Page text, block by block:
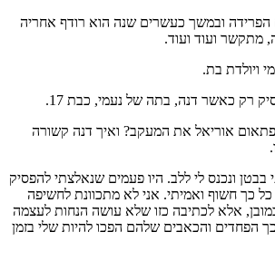
הפרידה ובמשך כעשרים שנה הוא רודף אחריה
מתקשר ועוד ועוד.
ויולדת בת.
רק כאשר דנה, בתה של נעמי, כבת 17.
אוריאל את המעקב? ואיך דנה קשורה
בבטן ונכנס לי ללב. היו פעמים שנאלצתי להפסיק
כך חשוף ואמיתי. אני לא מתכוונת לחשיפה
אלא לכתיבה כזו שלא עושה הנחות לעצמה
הפחדים והכאבים שלהם הפכו להיות שלי בזמן